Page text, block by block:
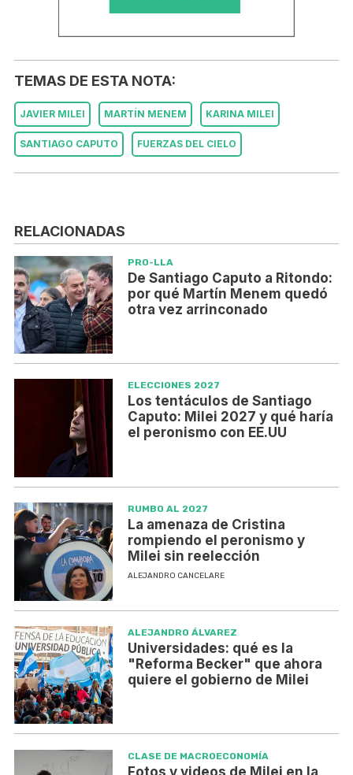
TEMAS DE ESTA NOTA:
JAVIER MILEI MARTÍN MENEM KARINA MILEI
SANTIAGO CAPUTO FUERZAS DEL CIELO
RELACIONADAS
PRO-LLA
De Santiago Caputo a Ritondo:
por qué Martín Menem quedó
otra vez arrinconado
ELECCIONES 2027
Los tentáculos de Santiago
Caputo: Milei 2027 y qué haría
el peronismo con EE.UU
RUMBO AL 2027
La amenaza de Cristina
rompiendo el peronismo y
Milei sin reelección
ALEJANDRO CANCELARE
ALEJANDRO ÁLVAREZ
Universidades: qué es la
"Reforma Becker" que ahora
quiere el gobierno de Milei
CLASE DE MACROECONOMÍA
Fotos y videos de Milei en la